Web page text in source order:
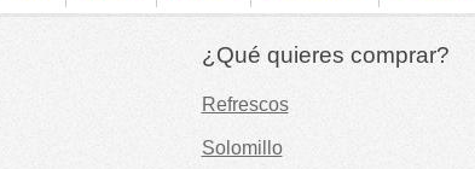
¿Qué quieres comprar?
Refrescos
Solomillo